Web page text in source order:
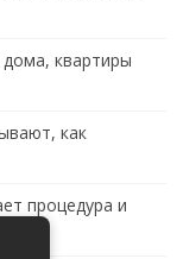
квартиры
как
процедура и